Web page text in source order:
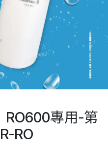
RO600專用-第
RO